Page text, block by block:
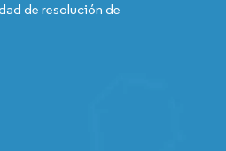
de resolución de